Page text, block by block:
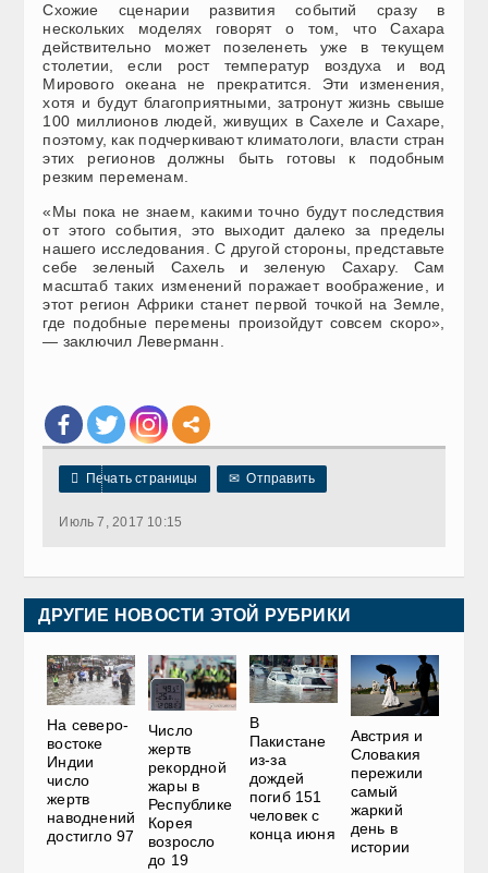
Схожие сценарии развития событий сразу в
нескольких моделях говорят о том, что Сахара
действительно может позеленеть уже в текущем
столетии, если рост температур воздуха и вод
Мирового океана не прекратится. Эти изменения,
хотя и будут благоприятными, затронут жизнь свыше
100 миллионов людей, живущих в Сахеле и Сахаре,
поэтому, как подчеркивают климатологи, власти стран
этих регионов должны быть готовы к подобным
резким переменам.
«Мы пока не знаем, какими точно будут последствия
от этого события, это выходит далеко за пределы
нашего исследования. С другой стороны, представьте
себе зеленый Сахель и зеленую Сахару. Сам
масштаб таких изменений поражает воображение, и
этот регион Африки станет первой точкой на Земле,
где подобные перемены произойдут совсем скоро»,
— заключил Леверманн.
 Печать страницы ✉ Отправить
Июль 7, 2017 10:15
ДРУГИЕ НОВОСТИ ЭТОЙ РУБРИКИ
На северо-
востоке
Индии
число
жертв
наводнений
достигло 97
Число
жертв
рекордной
жары в
Республике
Корея
возросло
до 19
В
Пакистане
из-за
дождей
погиб 151
человек с
конца июня
Австрия и
Словакия
пережили
самый
жаркий
день в
истории